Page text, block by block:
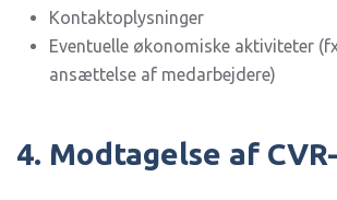
Kontaktoplysninger
Eventuelle økonomiske aktiviteter
ansættelse af medarbejdere)
4. Modtagelse af